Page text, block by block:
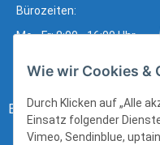
Bürozeiten:
Mo - Fr: 8:00 - 16:00 Uhr
Bezahlung:
Wie wir Cookies &
Durch Klicken auf „Alle
Einsatz folgender
Vimeo, Sendinblue,